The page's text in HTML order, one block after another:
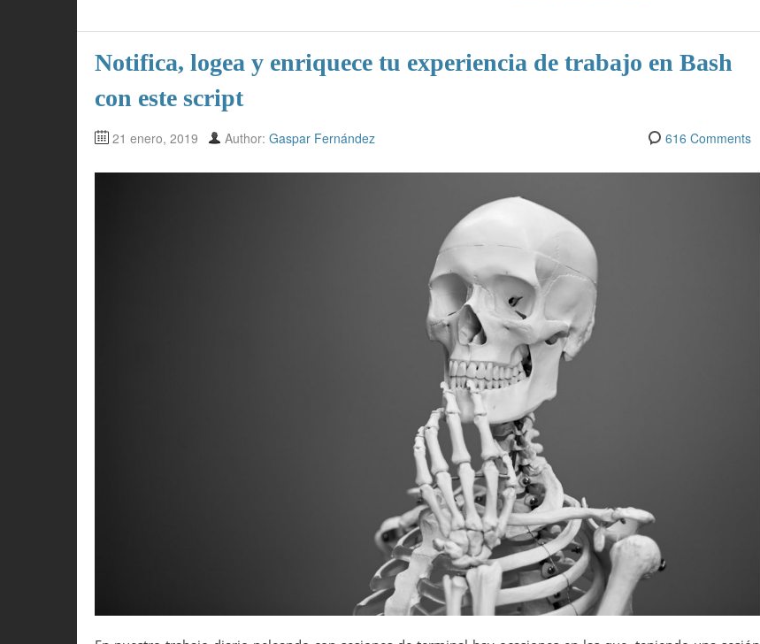
Notifica, logea y enriquece tu experiencia de trabajo en Bash
con este script
21 enero, 2019 Author: Gaspar Fernández 616 Comments